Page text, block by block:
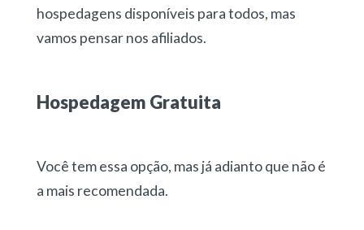
hospedagens disponíveis para todos, mas
vamos pensar nos afiliados.
Hospedagem Gratuita
Você tem essa opção, mas já adianto que não é
a mais recomendada.